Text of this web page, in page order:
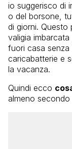
io suggerisco di
o del borsone,
di giorni. Questo
valigia
fuori casa
caricabatterie e
la vacanza.
Quindi ecco
almeno